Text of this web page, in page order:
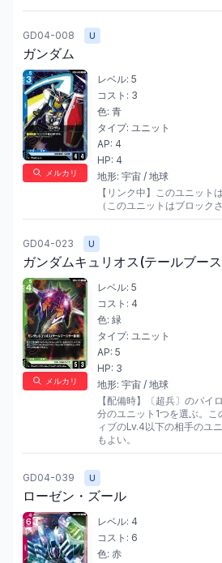
GD04-008 U
ガンダム
メルカリ
レベル: 5
コスト: 3
色: 青
タイプ: ユニット
AP: 4
HP: 4
地形: 宇宙 / 地球
【リンク中】このユニット
（このユニットはブロック
GD04-023 U
ガンダムキュリオス(テールブー
メルカリ
レベル: 5
コスト: 4
色: 緑
タイプ: ユニット
AP: 5
HP: 3
地形: 宇宙 / 地球
【配備時】〔超兵〕のパイ
分のユニット1つを選ぶ。
ィブのLv.4以下の相手のユ
もよい。
GD04-039 U
ローゼン・ズール
レベル: 4
コスト: 6
色: 赤